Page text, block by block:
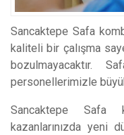
Sancaktepe Safa
kaliteli bir çalışma
bozulmayacaktır.
personellerimizle
Sancaktepe Safa
kazanlarınızda yeni